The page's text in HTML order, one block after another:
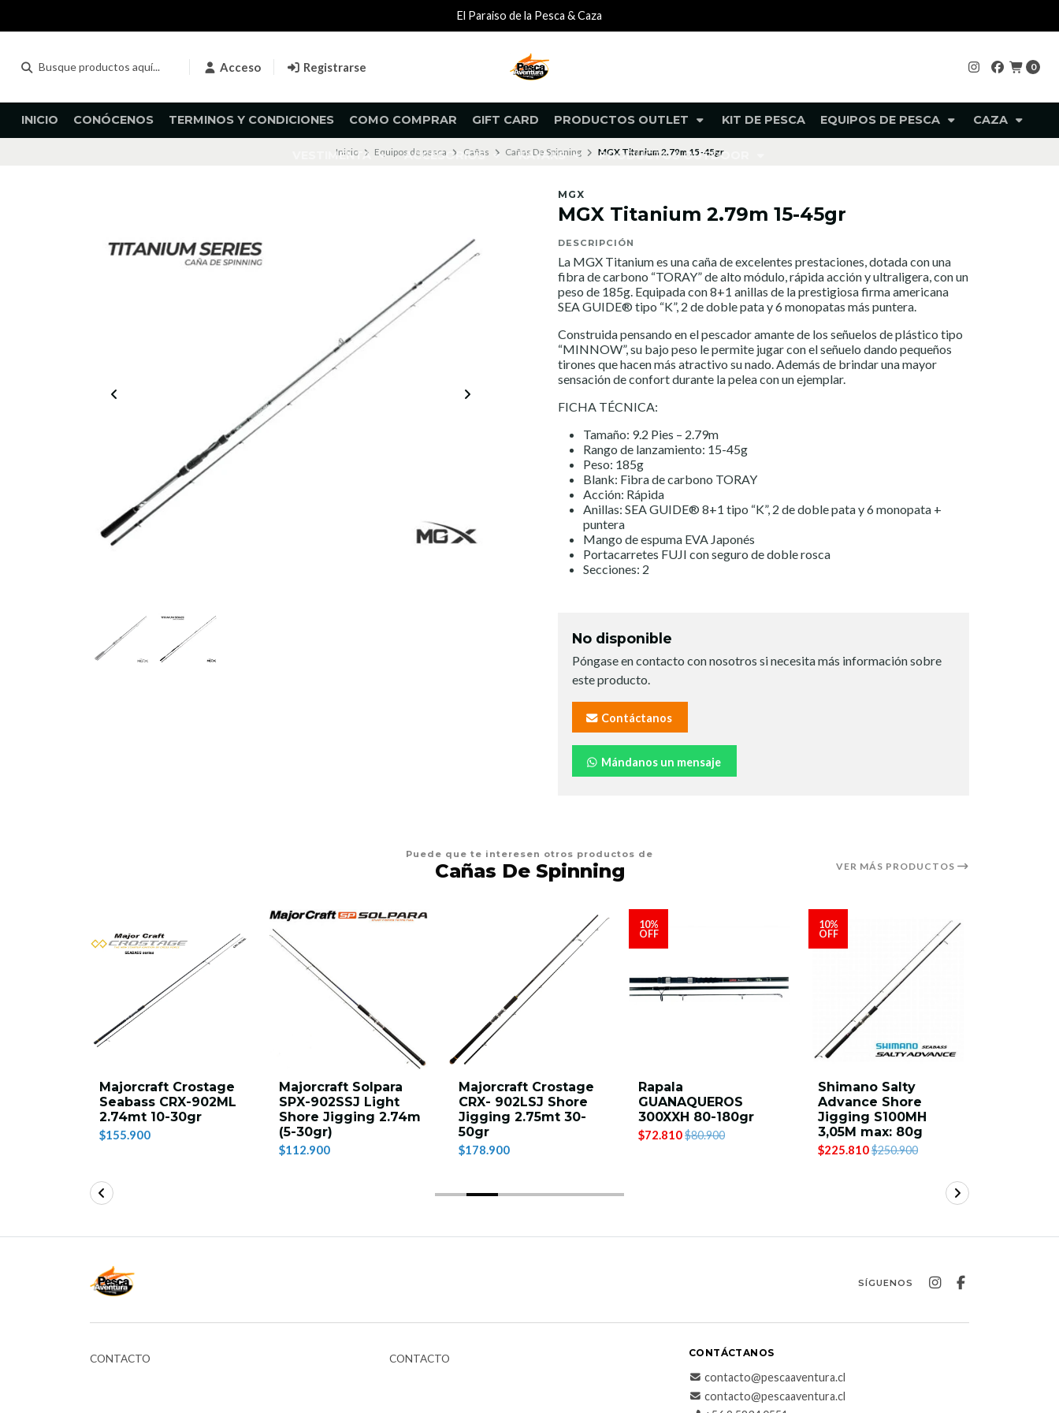
Acceso Registrarse 0
INICIO CONÓCENOS TERMINOS Y CONDICIONES COMO COMPRAR GIFT CARD PRODUCTOS OUTLET KIT DE PESCA EQUIPOS DE PESCA CAZA
VESTIMENTA ACCESORIOS KAYAKS PRODUCTOS OUTDOOR
El Paraiso de la Pesca & Caza
Inicio Equipos de pesca Cañas Cañas De Spinning MGX Titanium 2.79m 15-45gr
MGX
MGX Titanium 2.79m 15-45gr
DESCRIPCIÓN
La MGX Titanium es una caña de excelentes prestaciones, dotada con una
fibra de carbono “TORAY” de alto módulo, rápida acción y ultraligera, con un
peso de 185g. Equipada con 8+1 anillas de la prestigiosa firma americana
SEA GUIDE® tipo “K”, 2 de doble pata y 6 monopatas más puntera.
Construida pensando en el pescador amante de los señuelos de plástico tipo
“MINNOW”, su bajo peso le permite jugar con el señuelo dando pequeños
tirones que hacen más atractivo su nado. Además de brindar una mayor
sensación de confort durante la pelea con un ejemplar.
FICHA TÉCNICA:
Tamaño: 9.2 Pies – 2.79m
Rango de lanzamiento: 15-45g
Peso: 185g
Blank: Fibra de carbono TORAY
Acción: Rápida
Anillas: SEA GUIDE® 8+1 tipo “K”, 2 de doble pata y 6 monopata +
puntera
Mango de espuma EVA Japonés
Portacarretes FUJI con seguro de doble rosca
Secciones: 2
No disponible
Póngase en contacto con nosotros si necesita más información sobre
este producto.
Contáctanos
Mándanos un mensaje
Puede que te interesen otros productos de
Cañas De Spinning VER MÁS PRODUCTOS
Majorcraft Crostage
Seabass CRX-902ML
2.74mt 10-30gr
$155.900
Majorcraft Solpara
SPX-902SSJ Light
Shore Jigging 2.74m
(5-30gr)
$112.900
Majorcraft Crostage
CRX- 902LSJ Shore
Jigging 2.75mt 30-
50gr
$178.900
10%
OFF
Rapala
GUANAQUEROS
300XXH 80-180gr
$72.810$80.900
10%
OFF
Shimano Salty
Advance Shore
Jigging S100MH
3,05M max: 80g
$225.810$250.900
SÍGUENOS
CONTACTO CONTACTO CONTÁCTANOS
contacto@pescaaventura.cl
contacto@pescaaventura.cl